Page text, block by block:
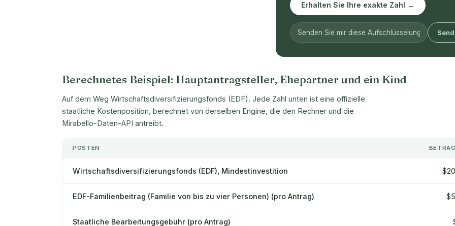
Erhalten Sie Ihre exakte Zahl →
Berechnetes Beispiel: Hauptantragsteller, Ehepartner und ein Kind
Auf dem Weg Wirtschaftsdiversifizierungsfonds (EDF). Jede Zahl unten ist eine offizielle
staatliche Kostenposition, berechnet von derselben Engine, die den Rechner und die
Mirabello-Daten-API antreibt.
POSTEN
Wirtschaftsdiversifizierungsfonds (EDF), Mindestinvestition
EDF-Familienbeitrag (Familie von bis zu vier Personen) (pro Antrag)
Staatliche Bearbeitungsgebühr (pro Antrag)